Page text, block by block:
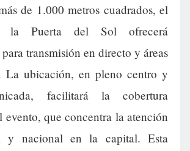
de 1.000 metros cuadrados, el
la Puerta del Sol ofrecerá
transmisión en directo y áreas
La ubicación, en pleno centro y
facilitará la cobertura
evento, que concentra la atención
y nacional en la capital. Esta